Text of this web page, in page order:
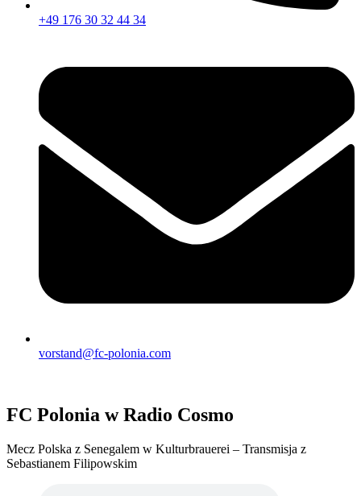
+49 176 30 32 44 34
vorstand@fc-polonia.com
FC Polonia w Radio Cosmo
Mecz Polska z Senegalem w Kulturbrauerei – Transmisja z
Sebastianem Filipowskim